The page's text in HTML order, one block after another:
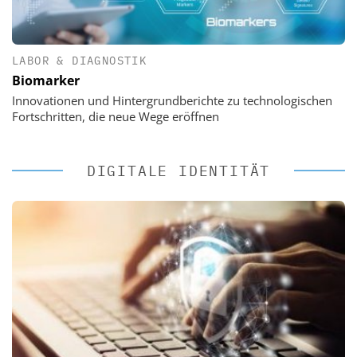
LABOR & DIAGNOSTIK
Biomarker
Innovationen und Hintergrundberichte zu technologischen
Fortschritten, die neue Wege eröffnen
DIGITALE IDENTITÄT